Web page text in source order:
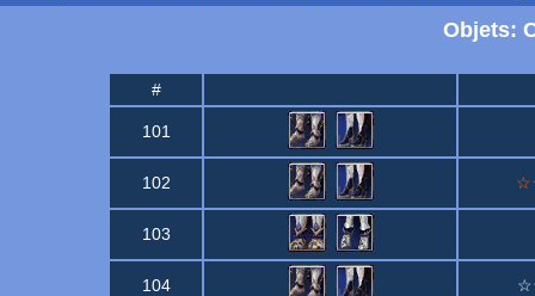
Objets:
#
101
102
103
104